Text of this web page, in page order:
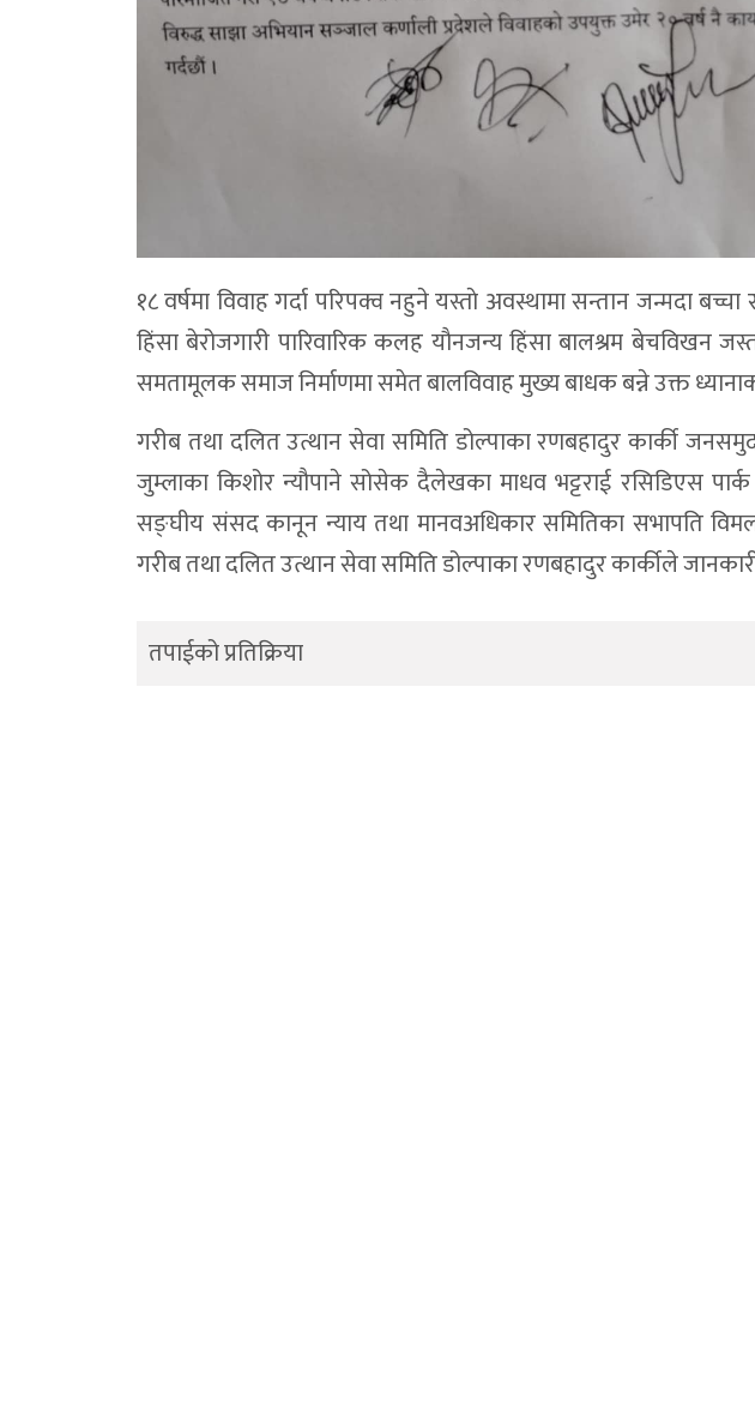
१८ वर्षमा विवाह गर्दा परिपक्व नहुने यस्ताे अवस्थामा सन्तान जन्मदा
हिंसा बेरोजगारी पारिवारिक कलह याैनजन्य हिंसा बालश्रम
समतामूलक समाज निर्माणमा समेत बालविवाह मुख्य बाधक बन्ने उक्त
गरीब तथा दलित उत्थान सेवा समिति डोल्पाका रणबहादुर कार्की
जुम्लाका किशोर न्यौपाने सोसेक दैलेखका माधव भट्टराई रसिडिएस
सङ्घीय संसद कानून न्याय तथा मानवअधिकार समितिका सभापति
गरीब तथा दलित उत्थान सेवा समिति डोल्पाका रणबहादुर कार्कीले
तपाईको प्रतिक्रिया